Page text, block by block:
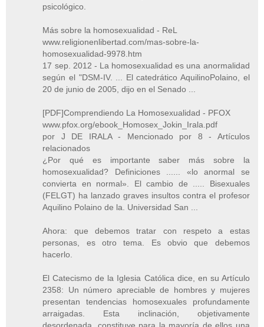
psicológico.
Más sobre la homosexualidad - ReL
www.religionenlibertad.com/mas-sobre-la-
homosexualidad-9978.htm
17 sep. 2012 - La homosexualidad es una anormalidad
según el "DSM-IV. ... El catedrático AquilinoPolaino, el
20 de junio de 2005, dijo en el Senado ...
[PDF]Comprendiendo La Homosexualidad - PFOX
www.pfox.org/ebook_Homosex_Jokin_Irala.pdf
por J DE IRALA - ‎Mencionado por 8 - ‎Artículos
relacionados
¿Por qué es importante saber más sobre la
homosexualidad? Definiciones ...... «lo anormal se
convierta en normal». El cambio de ..... Bisexuales
(FELGT) ha lanzado graves insultos contra el profesor
Aquilino Polaino de la. Universidad San ...
Ahora: que debemos tratar con respeto a estas
personas, es otro tema. Es obvio que debemos
hacerlo.
El Catecismo de la Iglesia Católica dice, en su Artículo
2358: Un número apreciable de hombres y mujeres
presentan tendencias homosexuales profundamente
arraigadas. Esta inclinación, objetivamente
desordenada, constituye para la mayoría de ellos una